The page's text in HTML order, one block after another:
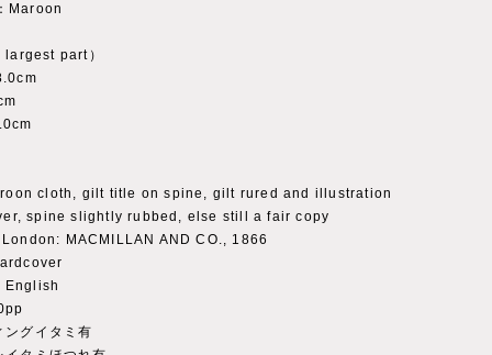
Maroon
part）
cloth, gilt title on spine, gilt rured and illustration
spine slightly rubbed, else still a fair copy
MACMILLAN AND CO., 1866
English
グイタミ有